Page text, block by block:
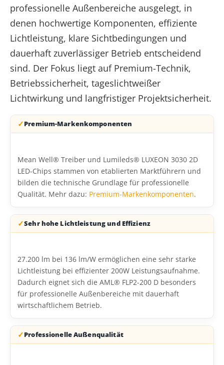
professionelle Außenbereiche ausgelegt, in
denen hochwertige Komponenten, effiziente
Lichtleistung, klare Sichtbedingungen und
dauerhaft zuverlässiger Betrieb entscheidend
sind. Der Fokus liegt auf Premium-Technik,
Betriebssicherheit, tageslichtweißer
Lichtwirkung und langfristiger Projektsicherheit.
Premium-Markenkomponenten
Mean Well® Treiber und Lumileds® LUXEON 3030 2D
LED-Chips stammen von etablierten Marktführern und
bilden die technische Grundlage für professionelle
Qualität. Mehr dazu: Premium-Markenkomponenten.
Sehr hohe Lichtleistung und Effizienz
27.200 lm bei 136 lm/W ermöglichen eine sehr starke
Lichtleistung bei effizienter 200W Leistungsaufnahme.
Dadurch eignet sich die AML® FLP2-200 D besonders
für professionelle Außenbereiche mit dauerhaft
wirtschaftlichem Betrieb.
Professionelle Außenqualität